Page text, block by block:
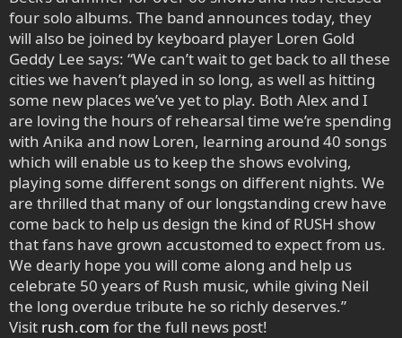
four solo albums. The band announces today, they
will also be joined by keyboard player Loren Gold
Geddy Lee says: “We can’t wait to get back to all these
cities we haven’t played in so long, as well as hitting
some new places we’ve yet to play. Both Alex and I
are loving the hours of rehearsal time we’re spending
with Anika and now Loren, learning around 40 songs
which will enable us to keep the shows evolving,
playing some different songs on different nights. We
are thrilled that many of our longstanding crew have
come back to help us design the kind of RUSH show
that fans have grown accustomed to expect from us.
We dearly hope you will come along and help us
celebrate 50 years of Rush music, while giving Neil
the long overdue tribute he so richly deserves.”
Visit rush.com for the full news post!